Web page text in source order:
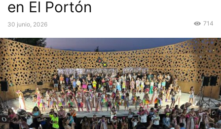
en El Portón
30 junio, 2026 714